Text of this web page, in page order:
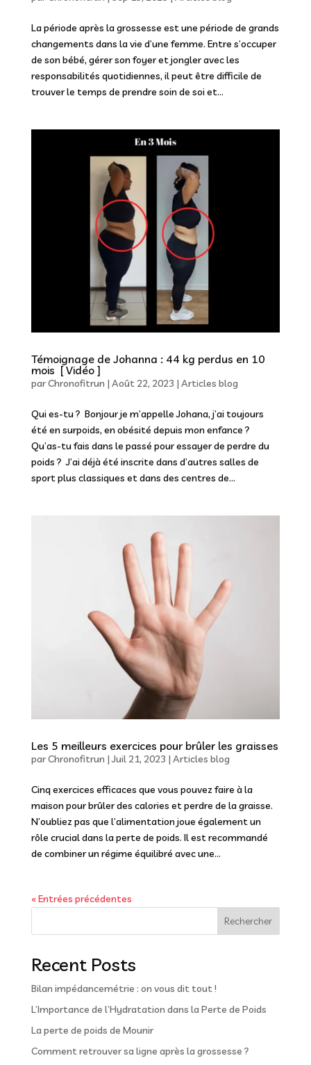
La période après la grossesse est une période de grands
changements dans la vie d’une femme. Entre s’occuper
de son bébé, gérer son foyer et jongler avec les
responsabilités quotidiennes, il peut être difficile de
trouver le temps de prendre soin de soi et...
Témoignage de Johanna : 44 kg perdus en 10
mois [ Vidéo ]
parChronofitrun | Août 22, 2023 | Articles blog
Qui es-tu ? Bonjour je m’appelle Johana, j’ai toujours
été en surpoids, en obésité depuis mon enfance ?
Qu’as-tu fais dans le passé pour essayer de perdre du
poids ? J’ai déjà été inscrite dans d’autres salles de
sport plus classiques et dans des centres de...
Les 5 meilleurs exercices pour brûler les graisses
parChronofitrun |Juil 21, 2023 | Articles blog
Cinq exercices efficaces que vous pouvez faire à la
maison pour brûler des calories et perdre de la graisse.
N’oubliez pas que l’alimentation joue également un
rôle crucial dans la perte de poids. Il est recommandé
de combiner un régime équilibré avec une...
« Entrées précédentes
Rechercher
Recent Posts
Bilan impédancemétrie : on vous dit tout !
L’Importance de l’Hydratation dans la Perte de Poids
La perte de poids de Mounir
Comment retrouver sa ligne après la grossesse ?